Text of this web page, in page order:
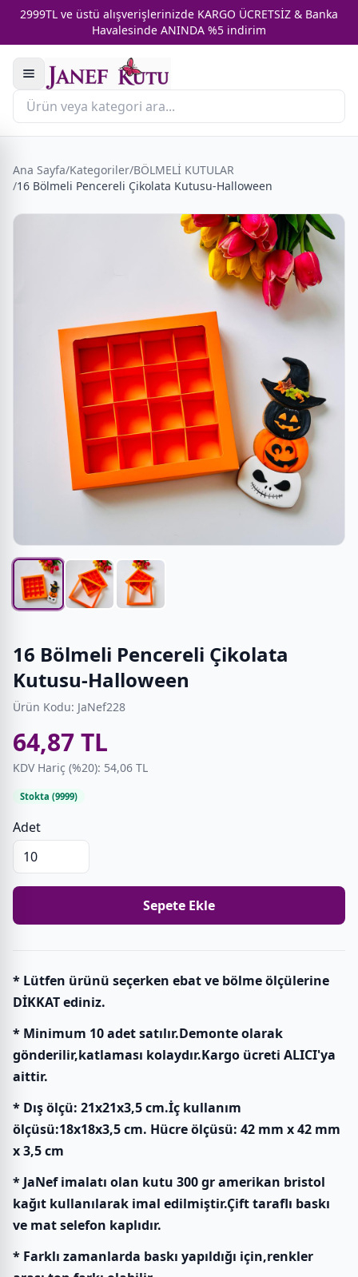
2999TL ve üstü alışverişlerinizde KARGO ÜCRETSİZ & Banka
Havalesinde ANINDA %5 indirim
Ana Sayfa/Kategoriler/BÖLMELİ KUTULAR
/16 Bölmeli Pencereli Çikolata Kutusu-Halloween
16 Bölmeli Pencereli Çikolata
Kutusu-Halloween
Ürün Kodu: JaNef228
64,87 TL
KDV Hariç (%20): 54,06 TL
Stokta (9999)
Adet
Sepete Ekle
* Lütfen ürünü seçerken ebat ve bölme ölçülerine
DİKKAT ediniz.
* Minimum 10 adet satılır.Demonte olarak
gönderilir,katlaması kolaydır.Kargo ücreti ALICI'ya
aittir.
* Dış ölçü: 21x21x3,5 cm.İç kullanım
ölçüsü:18x18x3,5 cm. Hücre ölçüsü: 42 mm x 42 mm
x 3,5 cm
* JaNef imalatı olan kutu 300 gr amerikan bristol
kağıt kullanılarak imal edilmiştir.Çift taraflı baskı
ve mat selefon kaplıdır.
* Farklı zamanlarda baskı yapıldığı için,renkler